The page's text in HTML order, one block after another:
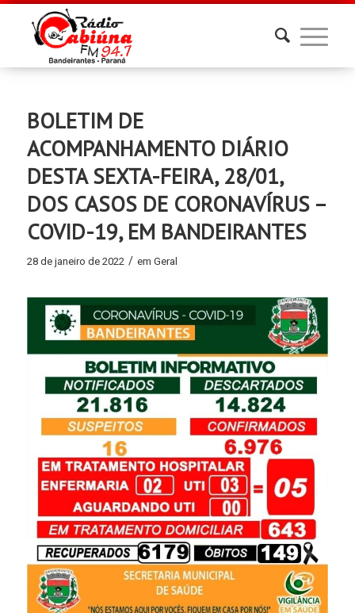
BOLETIM DE
ACOMPANHAMENTO DIÁRIO
DESTA SEXTA-FEIRA, 28/01,
DOS CASOS DE CORONAVÍRUS –
COVID-19, EM BANDEIRANTES
28 de janeiro de 2022 / em Geral